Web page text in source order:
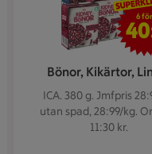
Bönor, Kikärtor,
ICA. 380 g. Jmfpris
utan spad, 28:99/kg.
11:30 kr.
6 för